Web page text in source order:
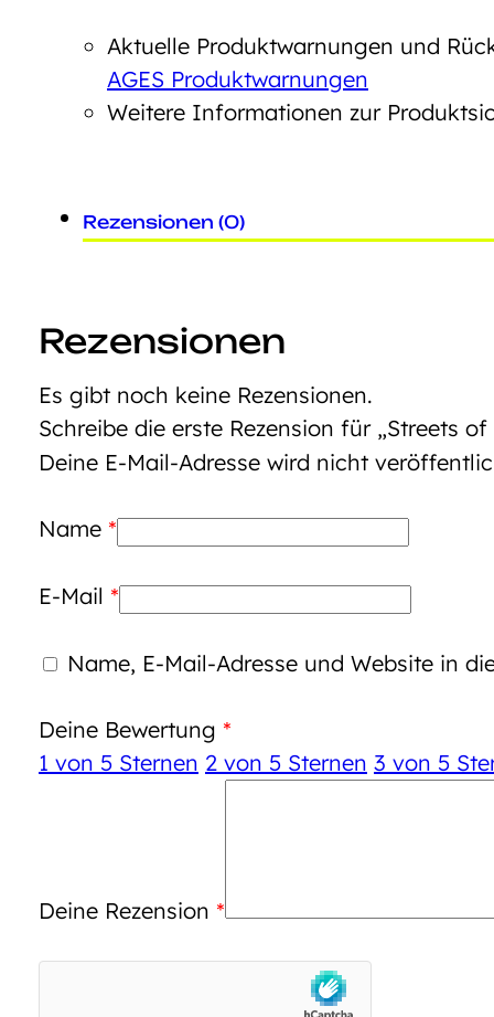
Aktuelle Produktwarnungen und
AGES Produktwarnungen
Weitere Informationen zur
Rezensionen (0)
Rezensionen
Es gibt noch keine Rezensionen.
Schreibe die erste Rezension für „Streets of
Deine E-Mail-Adresse wird nicht
Name *
E-Mail *
Name, E-Mail-Adresse und Website in
Deine Bewertung *
1 von 5 Sternen 2 von 5 Sternen 3 von 5
Deine Rezension *